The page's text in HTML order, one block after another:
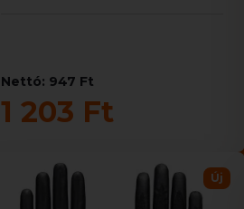
Nettó: 947 Ft
1 203 Ft
Új